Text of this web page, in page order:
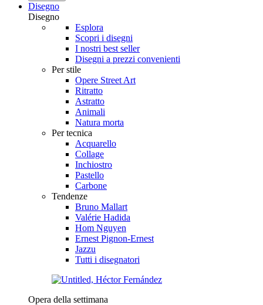
Disegno
Disegno
Esplora
Scopri i disegni
I nostri best seller
Disegni a prezzi convenienti
Per stile
Opere Street Art
Ritratto
Astratto
Animali
Natura morta
Per tecnica
Acquarello
Collage
Inchiostro
Pastello
Carbone
Tendenze
Bruno Mallart
Valérie Hadida
Hom Nguyen
Ernest Pignon-Ernest
Jazzu
Tutti i disegnatori
Opera della settimana